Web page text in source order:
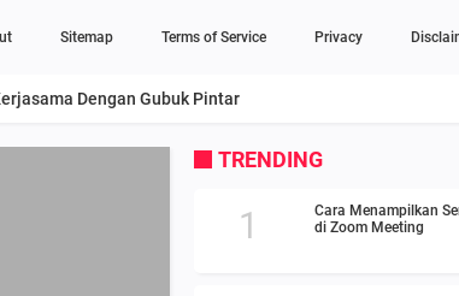
Sitemap Terms of Service Privacy
Dengan Gubuk Pintar
TRENDING
Cara Menampilkan
di Zoom Meeting